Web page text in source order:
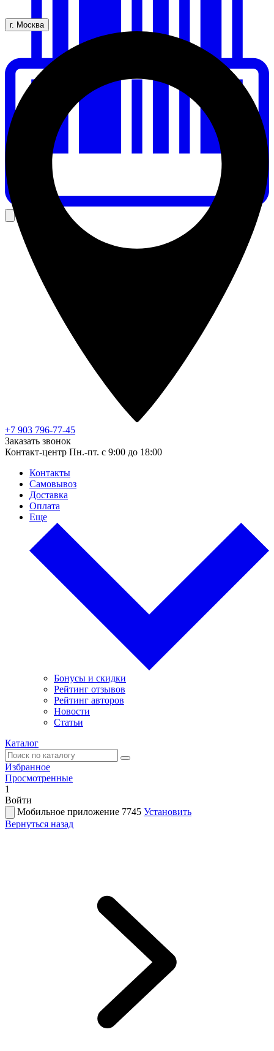
+7 903 796-77-45
Заказать звонок
Контакт-центр Пн.-пт. с 9:00 до 18:00
Контакты
Самовывоз
Доставка
Оплата
Еще
Бонусы и скидки
Рейтинг отзывов
Рейтинг авторов
Новости
Статьи
Каталог
Избранное
Просмотренные
1
Войти
Мобильное приложение 7745 Установить
Вернуться назад